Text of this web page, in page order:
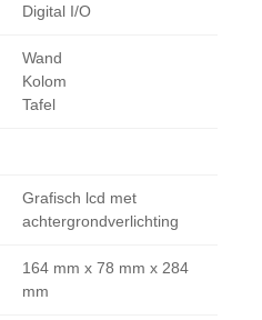
Digital I/O
Wand
Kolom
Tafel
Grafisch lcd met
achtergrondverlichting
164 mm x 78 mm x 284
mm